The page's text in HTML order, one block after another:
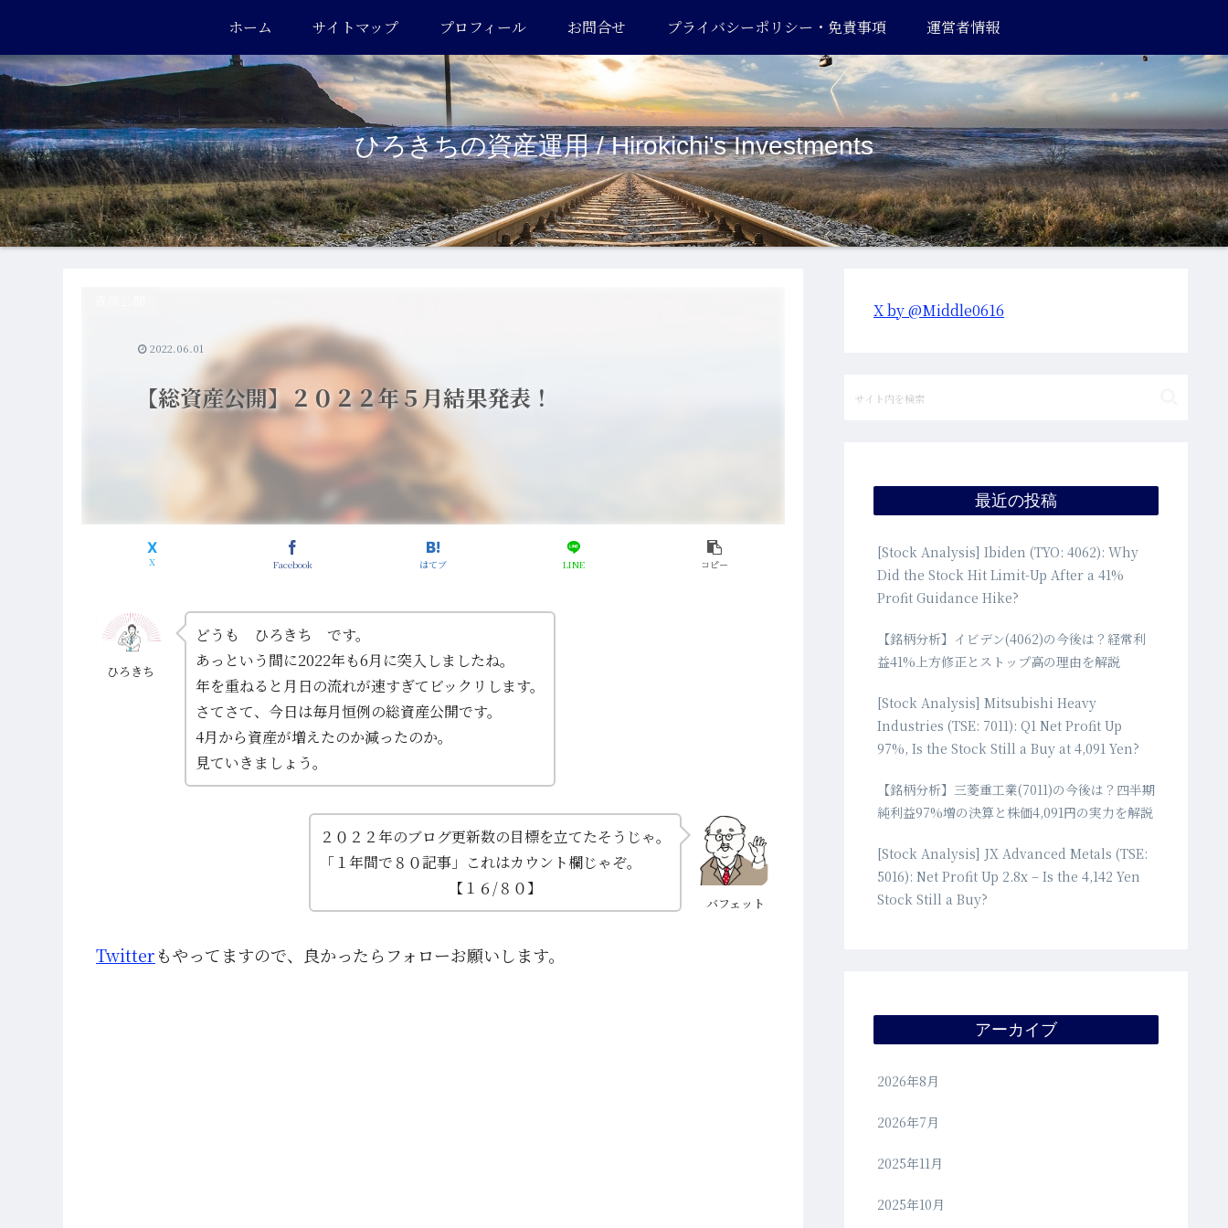
ひろきちの資産運用 / Hirokichi's Investments
ホーム サイトマップ プロフィール お問合せ プライバシーポリシー・免責事項 運営者情報
【総資産公開】２０２２年５月結果発表！
Facebook はてブ LINE コピー
2022.06.01
ひろきち
どうも ひろきち です。
あっという間に2022年も6月に突入しましたね。
年を重ねると月日の流れが速すぎてビックリします。
さてさて、今日は毎月恒例の総資産公開です。
4月から資産が増えたのか減ったのか。
見ていきましょう。
バフェット
２０２２年のブログ更新数の目標を立てたそうじゃ。
「１年間で８０記事」これはカウント欄じゃぞ。
【１６/８０】
Twitterもやってますので、良かったらフォローお願いします。
X by @Middle0616
最近の投稿
[Stock Analysis] Ibiden (TYO: 4062): Why
Did the Stock Hit Limit-Up After a 41%
Profit Guidance Hike?
【銘柄分析】イビデン(4062)の今後は？経常利
益41%上方修正とストップ高の理由を解説
[Stock Analysis] Mitsubishi Heavy
Industries (TSE: 7011): Q1 Net Profit Up
97%, Is the Stock Still a Buy at 4,091 Yen?
【銘柄分析】三菱重工業(7011)の今後は？四半期
純利益97%増の決算と株価4,091円の実力を解説
[Stock Analysis] JX Advanced Metals (TSE:
5016): Net Profit Up 2.8x – Is the 4,142 Yen
Stock Still a Buy?
アーカイブ
2026年8月
2026年7月
2025年11月
2025年10月